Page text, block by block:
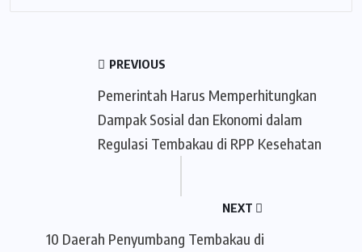
PREVIOUS
Pemerintah Harus Memperhitungkan
Dampak Sosial dan Ekonomi dalam
Regulasi Tembakau di RPP Kesehatan
NEXT
10 Daerah Penyumbang Tembakau di